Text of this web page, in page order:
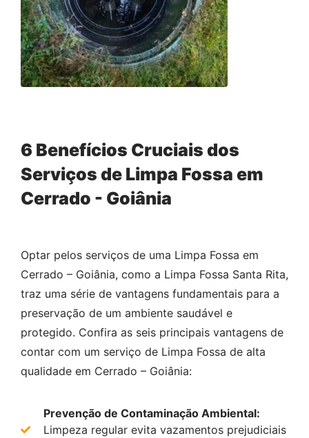
6 Benefícios Cruciais dos
Serviços de Limpa Fossa em
Cerrado - Goiânia
Optar pelos serviços de uma Limpa Fossa em
Cerrado – Goiânia, como a Limpa Fossa Santa Rita,
traz uma série de vantagens fundamentais para a
preservação de um ambiente saudável e
protegido. Confira as seis principais vantagens de
contar com um serviço de Limpa Fossa de alta
qualidade em Cerrado – Goiânia:
Prevenção de Contaminação Ambiental:
Limpeza regular evita vazamentos prejudiciais